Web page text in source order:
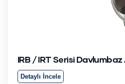
IRB / IRT Serisi
Detaylı İncele